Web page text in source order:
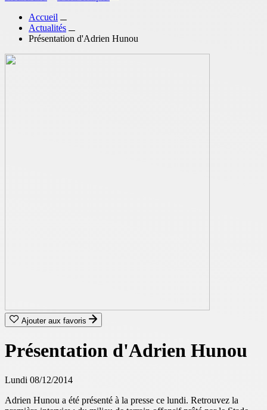
Accueil
Actualités
Présentation d'Adrien Hunou
Ajouter aux favoris
Présentation d'Adrien Hunou
Lundi 08/12/2014
Adrien Hunou a été présenté à la presse ce lundi. Retrouvez la